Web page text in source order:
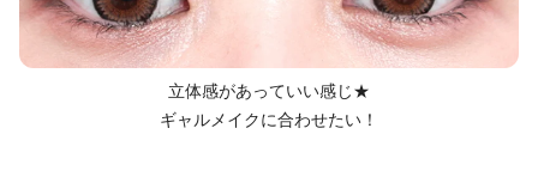
立体感があっていい感じ★
ギャルメイクに合わせたい！